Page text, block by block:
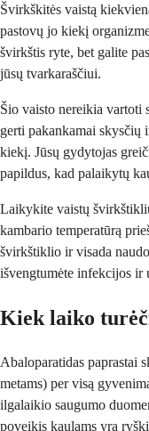
Švirkškitės vaistą
pastovų jo kiekį
švirkštis ryte, bet galite
jūsų tvarkaraščiui.
Šio vaisto nereikia vartoti
gerti pakankamai
kiekį. Jūsų gydytojas
papildus, kad palaikytų
Laikykite vaistų
kambario temperatūrą
švirkštiklio ir visada
išvengtumėte infekcijos ir
Kiek laiko
Abaloparatidas paprastai
metams) per visą
ilgalaikio saugumo
poveikis kaulams yra